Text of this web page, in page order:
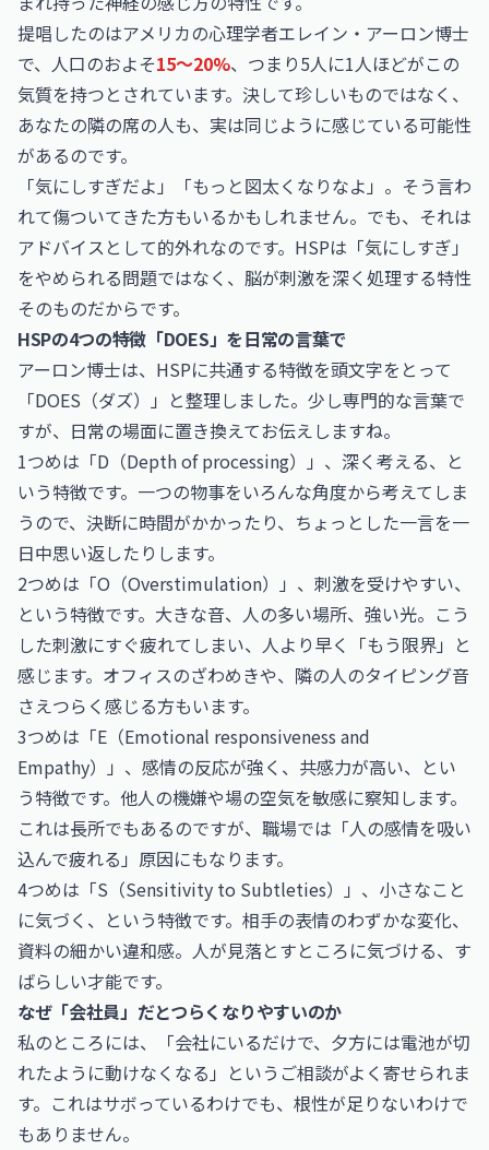
提唱したのはアメリカの心理学者エレイン・アーロン博士
で、人口のおよそ15〜20%、つまり5人に1人ほどがこの
気質を持つとされています。決して珍しいものではなく、
あなたの隣の席の人も、実は同じように感じている可能性
があるのです。
「気にしすぎだよ」「もっと図太くなりなよ」。そう言わ
れて傷ついてきた方もいるかもしれません。でも、それは
アドバイスとして的外れなのです。HSPは「気にしすぎ」
をやめられる問題ではなく、脳が刺激を深く処理する特性
そのものだからです。
HSPの4つの特徴「DOES」を日常の言葉で
アーロン博士は、HSPに共通する特徴を頭文字をとって
「DOES（ダズ）」と整理しました。少し専門的な言葉で
すが、日常の場面に置き換えてお伝えしますね。
1つめは「D（Depth of processing）」、深く考える、と
いう特徴です。一つの物事をいろんな角度から考えてしま
うので、決断に時間がかかったり、ちょっとした一言を一
日中思い返したりします。
2つめは「O（Overstimulation）」、刺激を受けやすい、
という特徴です。大きな音、人の多い場所、強い光。こう
した刺激にすぐ疲れてしまい、人より早く「もう限界」と
感じます。オフィスのざわめきや、隣の人のタイピング音
さえつらく感じる方もいます。
3つめは「E（Emotional responsiveness and
Empathy）」、感情の反応が強く、共感力が高い、とい
う特徴です。他人の機嫌や場の空気を敏感に察知します。
これは長所でもあるのですが、職場では「人の感情を吸い
込んで疲れる」原因にもなります。
4つめは「S（Sensitivity to Subtleties）」、小さなこと
に気づく、という特徴です。相手の表情のわずかな変化、
資料の細かい違和感。人が見落とすところに気づける、す
ばらしい才能です。
なぜ「会社員」だとつらくなりやすいのか
私のところには、「会社にいるだけで、夕方には電池が切
れたように動けなくなる」というご相談がよく寄せられま
す。これはサボっているわけでも、根性が足りないわけで
もありません。